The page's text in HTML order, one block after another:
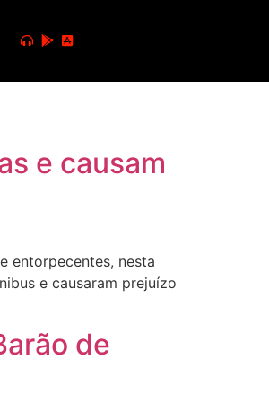
e causam
entorpecentes, nesta
e causaram prejuízo
de